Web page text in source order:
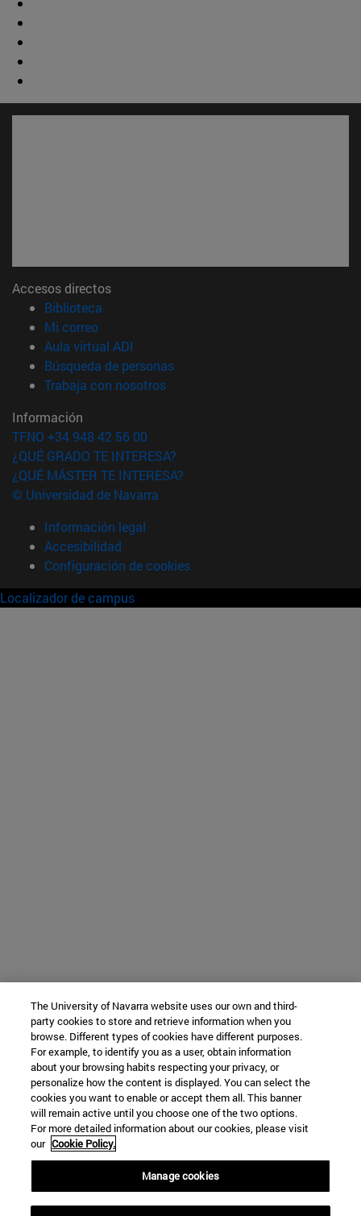
Accesos directos
Biblioteca
Mi correo(abre en nueva ventana)
Aula virtual ADI
Búsqueda de personas(abre en nueva ventana)
Trabaja con nosotros(abre en nueva ventana)
Información
TFNO +34 948 42 56 00
¿QUÉ GRADO TE INTERESA?
¿QUÉ MÁSTER TE INTERESA?
© Universidad de Navarra
Información legal
Accesibilidad
Configuración de cookies
Localizador de campus
The University of Navarra website uses our own and third-
party cookies to store and retrieve information when you
browse. Different types of cookies have different purposes.
For example, to identify you as a user, obtain information
about your browsing habits respecting your privacy, or
personalize how the content is displayed. You can select the
cookies you want to enable or accept them all. This banner
will remain active until you choose one of the two options.
For more detailed information about our cookies, please visit
our Cookie Policy.
Manage cookies